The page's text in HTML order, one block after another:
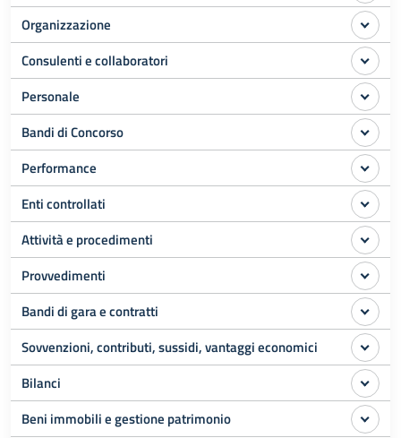
Organizzazione
Consulenti e collaboratori
Personale
Bandi di Concorso
Performance
Enti controllati
Attività e procedimenti
Provvedimenti
Bandi di gara e contratti
Sovvenzioni, contributi, sussidi, vantaggi economici
Bilanci
Beni immobili e gestione patrimonio